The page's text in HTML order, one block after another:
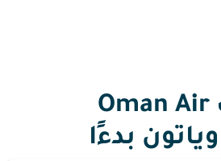
احجز رحلات Oman Air
بدءًا